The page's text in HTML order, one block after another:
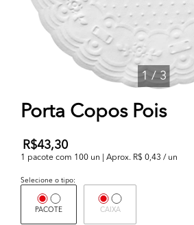
1 /3
Porta Copos Pois
R$43,30
1 pacote com 100 un | Aprox. R$ 0,43 / un
Selecione o tipo:
PACOTE CAIXA